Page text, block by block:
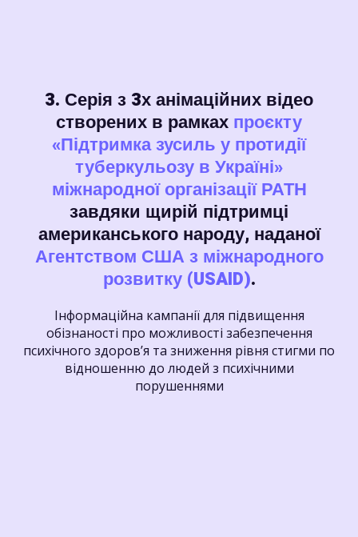
3. Серія з 3х анімаційних відео
створених в рамках проєкту
«Підтримка зусиль у протидії
туберкульозу в Україні»
міжнародної організації РАТН
завдяки щирій підтримці
американського народу, наданої
Агентством США з міжнародного
розвитку (USAID).
Інформаційна кампанії для підвищення
обізнаності про можливості забезпечення
психічного здоровʼя та зниження рівня стигми по
відношенню до людей з психічними
порушеннями